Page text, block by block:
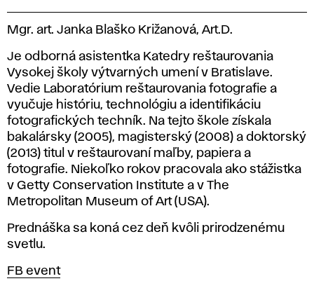
Mgr. art. Janka Blaško Križanová, Art.D.
Je odborná asistentka Katedry reštaurovania
Vysokej školy výtvarných umení v Bratislave.
Vedie Laboratórium reštaurovania fotografie a
vyučuje históriu, technológiu a identifikáciu
fotografických techník. Na tejto škole získala
bakalársky (2005), magisterský (2008) a doktorský
(2013) titul v reštaurovaní maľby, papiera a
fotografie. Niekoľko rokov pracovala ako stážistka
v Getty Conservation Institute a v The
Metropolitan Museum of Art (USA).
Prednáška sa koná cez deň kvôli prirodzenému
svetlu.
FB event